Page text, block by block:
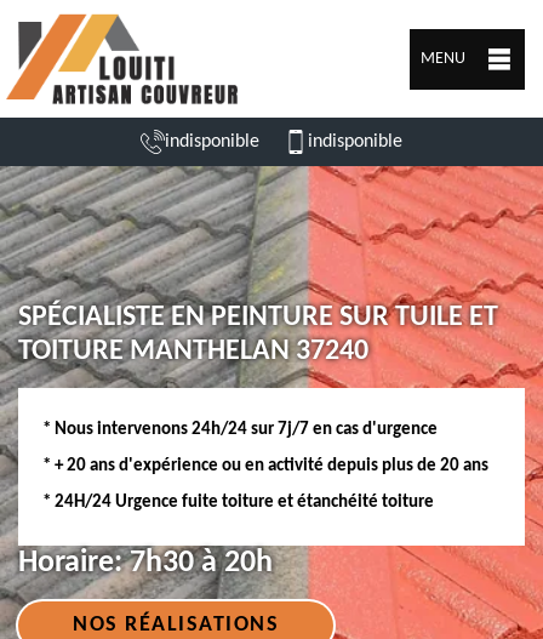
MENU
indisponible indisponible
SPÉCIALISTE EN PEINTURE SUR TUILE ET
TOITURE MANTHELAN 37240
* Nous intervenons 24h/24 sur 7j/7 en cas d'urgence
* + 20 ans d'expérience ou en activité depuis plus de 20 ans
* 24H/24 Urgence fuite toiture et étanchéité toiture
Horaire:7h30 à 20h
NOS RÉALISATIONS